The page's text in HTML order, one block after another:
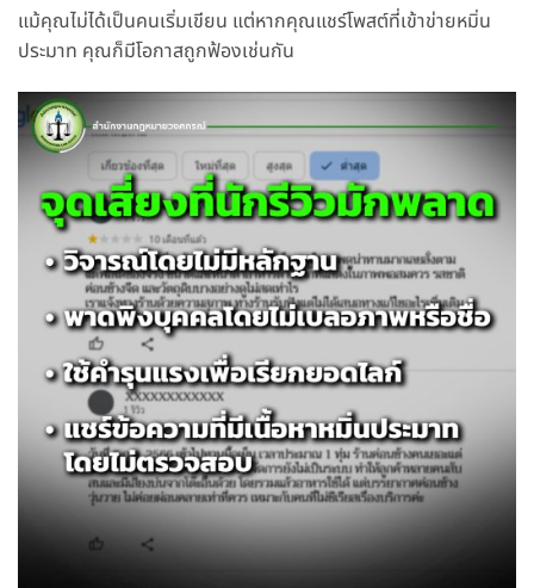
แม้คุณไม่ได้เป็นคนเริ่มเขียน แต่หากคุณแชร์โพสต์ที่เข้าข่ายหมิ่น
ประมาท คุณก็มีโอกาสถูกฟ้องเช่นกัน